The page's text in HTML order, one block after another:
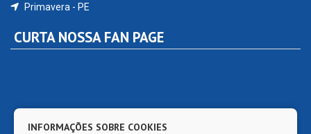
Primavera - PE
CURTA NOSSA FAN PAGE
INFORMAÇÕES SOBRE COOKIES